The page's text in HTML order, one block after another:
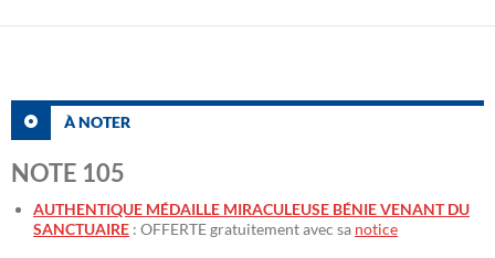
À NOTER
NOTE 105
AUTHENTIQUE MÉDAILLE MIRACULEUSE BÉNIE VENANT DU
SANCTUAIRE : OFFERTE gratuitement avec sa notice